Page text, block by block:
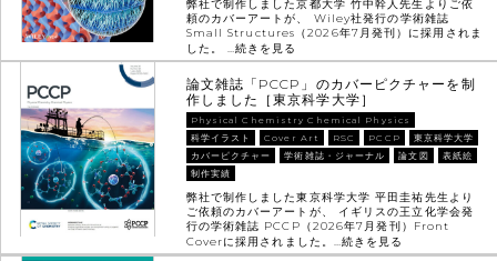
弊社で制作しました京都大学 竹中幹人先生よりご依
頼のカバーアートが、 Wiley社発行の学術雑誌
Small Structures（2026年7月発刊）に採用されま
した。 …続きを見る
論文雑誌「PCCP」のカバーピクチャーを制
作しました［東京科学大学］
Physical Chemistry Chemical Physics
科学イラスト
Cover Art RSC PCCP
東京科学大学
カバーピクチャー
学術雑誌・ジャーナル 論文図
表紙絵
制作実績
弊社で制作しました東京科学大学 平田圭祐先生より
ご依頼のカバーアートが、 イギリスの王立化学会発
行の学術雑誌 PCCP（2026年7月発刊）Front
Coverに採用されました。…続きを見る